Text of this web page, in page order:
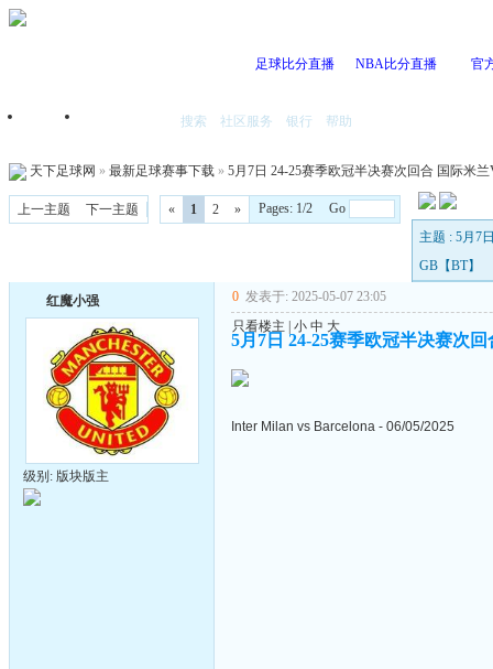
足球比分直播 NBA比分直播 官
首页 搜索 社区服务 银行 帮助
天下足球网 » 最新足球赛事下载 » 5月7日 24-25赛季欧冠半决赛次回合 国际米
上一主题 下一主题 « 1 2 »
Pages: 1/2 Go
主题 : 5月7
GB【BT】
红魔小强
级别: 版块版主
0 发表于: 2025-05-07 23:05
只看楼主
小 中 大
5月7日 24-25赛季欧冠半决赛次
Inter Milan vs Barcelona - 06/05/2025